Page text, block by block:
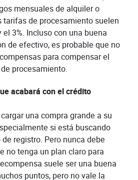
mensuales de alquiler o
tarifas de procesamiento suelen
el 3%. Incluso con una buena
de efectivo, es probable que no
para compensar el
procesamiento.
acabará con el crédito
una compra grande a su
si está buscando
registro. Pero nunca debe
no tenga un plan claro para
suele ser una buena
puntos, pero no vale la